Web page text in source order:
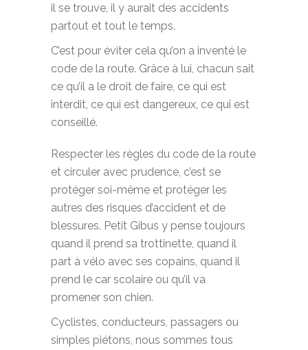
il se trouve, il y aurait des accidents
partout et tout le temps.
C’est pour éviter cela qu’on a inventé le
code de la route. Grâce à lui, chacun sait
ce qu’il a le droit de faire, ce qui est
interdit, ce qui est dangereux, ce qui est
conseillé.
Respecter les règles du code de la route
et circuler avec prudence, c’est se
protéger soi-même et protéger les
autres des risques d’accident et de
blessures. Petit Gibus y pense toujours
quand il prend sa trottinette, quand il
part à vélo avec ses copains, quand il
prend le car scolaire ou qu’il va
promener son chien.
Cyclistes, conducteurs, passagers ou
simples piétons, nous sommes tous